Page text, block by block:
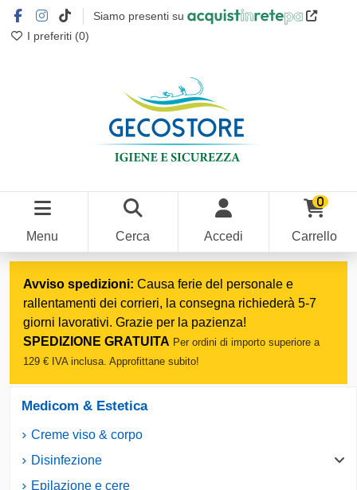
Siamo presenti su
I preferiti (0)
Menu Cerca Accedi
0
Carrello
Avviso spedizioni: Causa ferie del personale e
rallentamenti dei corrieri, la consegna richiederà 5-7
giorni lavorativi. Grazie per la pazienza!
SPEDIZIONE GRATUITA Per ordini di importo superiore a
129 € IVA inclusa. Approfittane subito!
Medicom & Estetica
Creme viso & corpo
Disinfezione
Epilazione e cere